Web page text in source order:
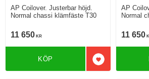
AP Coilover. Justerbar höjd.
Normal chassi klämfäste T30
11 650 KR
Lägg till i
KÖP
AP
Normal
11 650